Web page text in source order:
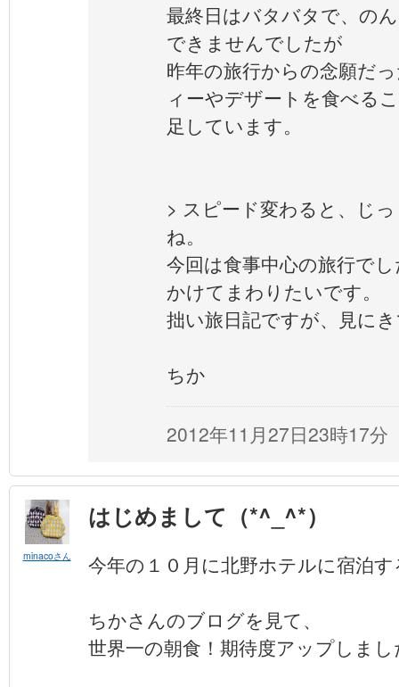
最終日はバタバタで、の
できませんでしたが
昨年の旅行からの念願だ
ィーやデザートを食べる
足しています。
> スピード変わると、じ
ね。
今回は食事中心の旅行で
かけてまわりたいです。
拙い旅日記ですが、見に
ちか
2012年11月27日23時17分
minacoさん
はじめまして（*^_^*）
今年の１０月に北野ホテルに宿泊
ちかさんのブログを見て、
世界一の朝食！期待度アップしま